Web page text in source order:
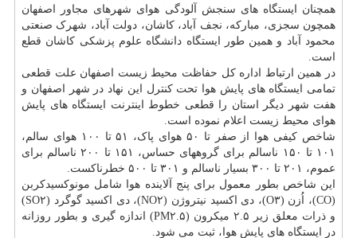
همچنان ایستگاه های سنجش آلودگی هوای شهرهای مجاور اصفهان
همچون سجزی، مبارکه، نجف آباد، کاشان، دولت آباد، شهرک صنعتی
محمود آباد و همین طور ایستگاه دانشگاه علوم پزشکی کاشان قطع
است.
در همین ارتباط اداره کل حفاظت محیط زیست اصفهان علت قطعی
تمامی ایستگاه های پایش هوا تحت کنترل این نهاد در شهر اصفهان و
هفت شهر دیگر استان را قطعی خطوط اینترنت ایستگاه های پایش
هوای محیط زیست اعلام نموده است.
شاخص کیفی هوا از صفر تا ۵۰ هوای پاک، ۵۱ تا ۱۰۰ هوای سالم،
۱۰۱ تا ۱۵۰ ناسالم برای گروههای حساس، ۱۵۱ تا ۲۰۰ ناسالم برای
عموم، ۲۰۱ تا ۳۰۰ بسیار ناسالم و ۳۰۱ تا ۵۰۰ خطرناکست.
این شاخص بطور معمول برای پنج آلاینده هوا شامل مونوکسیدکربن
(CO)، اُزن (O۳)، دی اکسید نیتروژن (NO۲)، دی اکسید گوگرد (SO۲)
و ذرات معلق زیر ۲.۵ میکرون (PM۲.۵) اندازه گیری و بطور روزانه
در ایستگاه های پایش هوا، ثبت می شود.